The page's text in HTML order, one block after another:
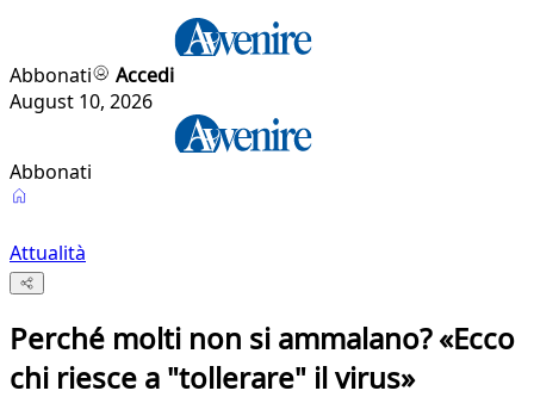
Abbonati
Accedi
August 10, 2026
Abbonati
Attualità
Perché molti non si ammalano? «Ecco
chi riesce a "tollerare" il virus»